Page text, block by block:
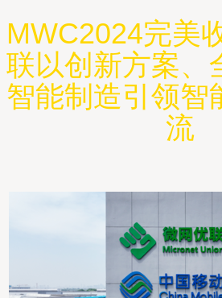
MWC2024完美
联以创新方案、
智能制造引领智
流